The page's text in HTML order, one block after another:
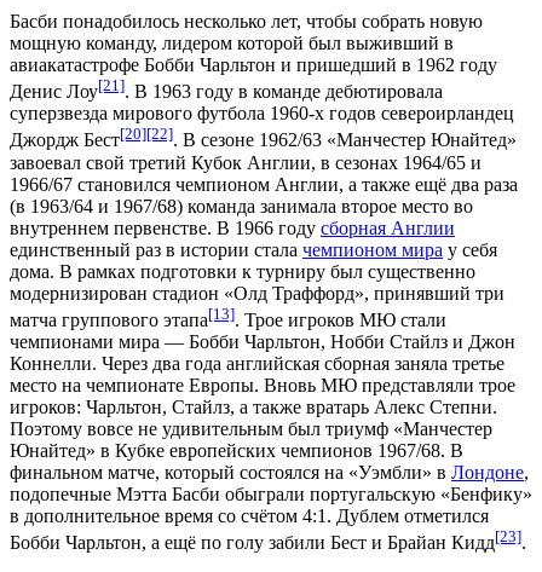
Басби понадобилось несколько лет, чтобы собрать новую
мощную команду, лидером которой был выживший в
авиакатастрофе Бобби Чарльтон и пришедший в 1962 году
Денис Лоу[21]. В 1963 году в команде дебютировала
суперзвезда мирового футбола 1960-х годов североирландец
Джордж Бест[20][22]. В сезоне 1962/63 «Манчестер Юнайтед»
завоевал свой третий Кубок Англии, в сезонах 1964/65 и
1966/67 становился чемпионом Англии, а также ещё два раза
(в 1963/64 и 1967/68) команда занимала второе место во
внутреннем первенстве. В 1966 году сборная Англии
единственный раз в истории стала чемпионом мира у себя
дома. В рамках подготовки к турниру был существенно
модернизирован стадион «Олд Траффорд», принявший три
матча группового этапа[13]. Трое игроков МЮ стали
чемпионами мира — Бобби Чарльтон, Нобби Стайлз и Джон
Коннелли. Через два года английская сборная заняла третье
место на чемпионате Европы. Вновь МЮ представляли трое
игроков: Чарльтон, Стайлз, а также вратарь Алекс Степни.
Поэтому вовсе не удивительным был триумф «Манчестер
Юнайтед» в Кубке европейских чемпионов 1967/68. В
финальном матче, который состоялся на «Уэмбли» в Лондоне,
подопечные Мэтта Басби обыграли португальскую «Бенфику»
в дополнительное время со счётом 4:1. Дублем отметился
Бобби Чарльтон, а ещё по голу забили Бест и Брайан Кидд[23].